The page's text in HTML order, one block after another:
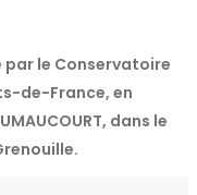
le Conservatoire
de-France, en
dans le